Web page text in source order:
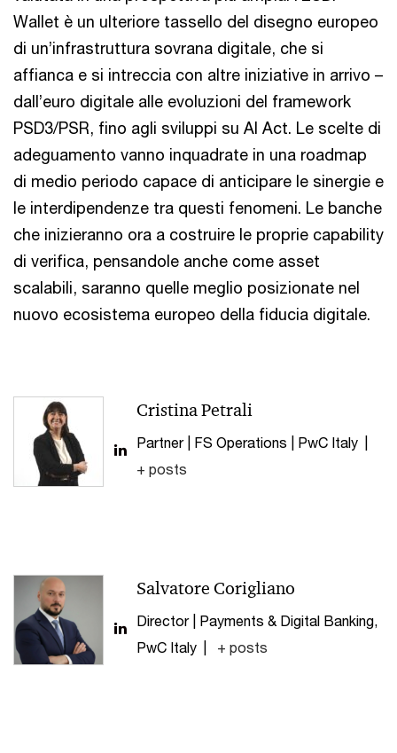
Wallet è un ulteriore tassello del disegno europeo
di un’infrastruttura sovrana digitale, che si
affianca e si intreccia con altre iniziative in arrivo –
dall’euro digitale alle evoluzioni del framework
PSD3/PSR, fino agli sviluppi su AI Act. Le scelte di
adeguamento vanno inquadrate in una roadmap
di medio periodo capace di anticipare le sinergie e
le interdipendenze tra questi fenomeni. Le banche
che inizieranno ora a costruire le proprie capability
di verifica, pensandole anche come asset
scalabili, saranno quelle meglio posizionate nel
nuovo ecosistema europeo della fiducia digitale.
Cristina Petrali
Partner | FS Operations | PwC Italy
+ posts
Salvatore Corigliano
Director | Payments & Digital Banking,
PwC Italy
+ posts